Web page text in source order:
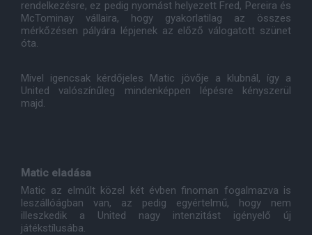
rendelkezésre, ez pedig nyomást helyezett Fred, Pereira és
McTominay vállaira, hogy gyakorlatilag az összes
mérkőzésen pályára lépjenek az előző válogatott szünet
óta.
Mivel igencsak kérdőjeles Matic jövője a klubnál, így a
United valószínűleg mindenképpen lépésre kényszerül
majd.
Matic eladása
Matic az elmúlt közel két évben finoman fogalmazva is
leszállóágban van, az pedig egyértelmű, hogy nem
illeszkedik a United nagy intenzitást igényelő új
játékstílusába.